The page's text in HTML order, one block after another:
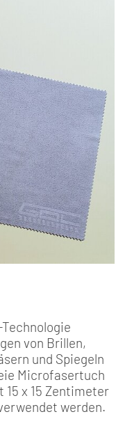
von Brillen,
und Spiegeln
Microfasertuch
x 15 Zentimeter
werden.